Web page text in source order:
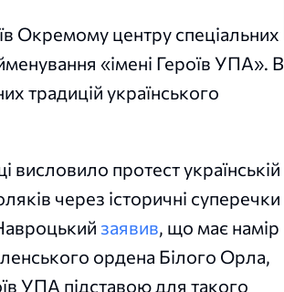
Окремому центру спеціальних
«імені Героїв УПА». В
традицій українського
протест українській
через історичні суперечки
заявив, що має намір
ордена Білого Орла,
УПА підставою для такого